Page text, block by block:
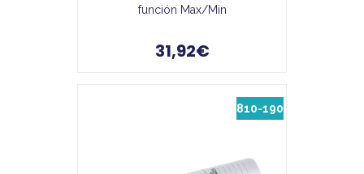
función Max/Min
31,92€
810-190